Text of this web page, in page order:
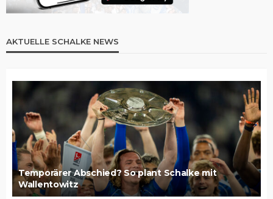
AKTUELLE SCHALKE NEWS
Temporärer Abschied? So plant Schalke mit
Wallentowitz